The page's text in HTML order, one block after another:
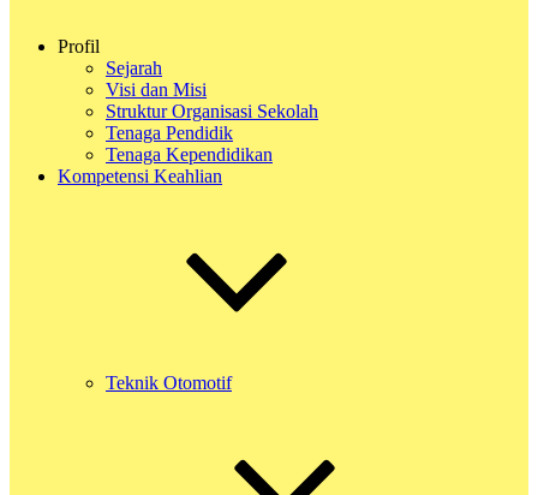
Profil
Sejarah
Visi dan Misi
Struktur Organisasi Sekolah
Tenaga Pendidik
Tenaga Kependidikan
Kompetensi Keahlian
Teknik Otomotif